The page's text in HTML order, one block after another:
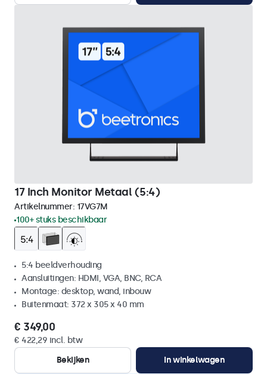
17 Inch Monitor Metaal (5:4)
Artikelnummer: 17VG7M
100+ stuks beschikbaar
5:4 beeldverhouding
Aansluitingen: HDMI, VGA, BNC, RCA
Montage: desktop, wand, inbouw
Buitenmaat: 372 x 305 x 40 mm
€ 349,00
€ 422,29 incl. btw
Bekijken
In winkelwagen